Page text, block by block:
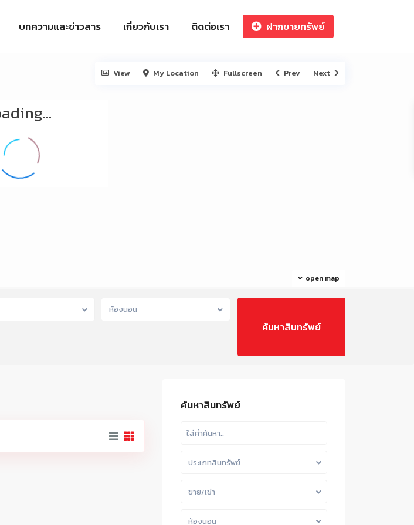
บทความและข่าวสาร เกี่ยวกับเรา ติดต่อเรา ฝากขายทรัพย์
open map
View My Location Fullscreen Prev Next
ห้องนอน
ค้นหาสินทรัพย์
ประเภทสินทรัพย์
ขาย/เช่า
ห้องนอน